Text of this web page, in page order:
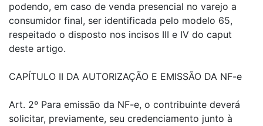
podendo, em caso de venda presencial no varejo a
consumidor final, ser identificada pelo modelo 65,
respeitado o disposto nos incisos III e IV do caput
deste artigo.
CAPÍTULO II DA AUTORIZAÇÃO E EMISSÃO DA NF-e
Art. 2º Para emissão da NF-e, o contribuinte deverá
solicitar, previamente, seu credenciamento junto à